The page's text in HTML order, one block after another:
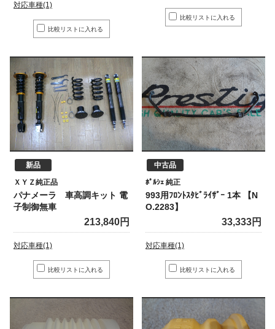
対応車種(1)
ＸＹＺ純正品
パナメーラ 車高調キット 電
子制御無車
新品
213,840円
対応車種(1)
ﾎﾟﾙｼｪ 純正
993用ﾌﾛﾝﾄｽﾀﾋﾞﾗｲｻﾞｰ 1本 【N
O.2283】
中古品
33,333円
対応車種(1)